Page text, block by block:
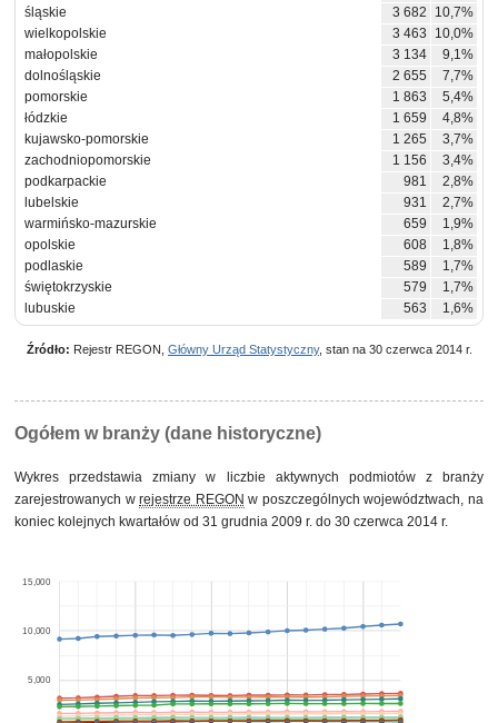
śląskie
3 682
10,7%
wielkopolskie
3 463
10,0%
małopolskie
3 134
9,1%
dolnośląskie
2 655
7,7%
pomorskie
1 863
5,4%
łódzkie
1 659
4,8%
kujawsko-pomorskie
1 265
3,7%
zachodniopomorskie
1 156
3,4%
podkarpackie
981
2,8%
lubelskie
931
2,7%
warmińsko-mazurskie
659
1,9%
opolskie
608
1,8%
podlaskie
589
1,7%
świętokrzyskie
579
1,7%
lubuskie
563 1,6%
Źródło: Rejestr REGON, Główny Urząd Statystyczny, stan na 30 czerwca 2014 r.
Ogółem w branży (dane historyczne)
Wykres przedstawia zmiany w liczbie aktywnych podmiotów z branży
zarejestrowanych wrejestrze REGON w poszczególnych województwach, na
koniec kolejnych kwartałów od 31 grudnia 2009 r. do 30 czerwca 2014 r.
5,000
10,000
15,000